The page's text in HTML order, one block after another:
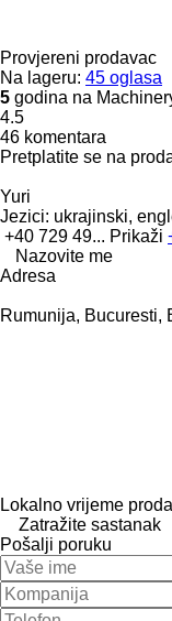
Provjereni prodavac
Na lageru: 45 oglasa
5 godina na
4.5
46 komentara
Pretplatite se na
Yuri
Jezici: ukrajinski,
+40 729 49... Prikaži
Nazovite me
Adresa
Rumunija, Bucuresti,
Lokalno vrijeme
Zatražite sastanak
Pošalji poruku